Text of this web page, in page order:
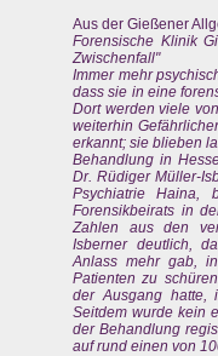
Aus der Gießener
Forensische Klinik
Zwischenfall"
Immer mehr
dass sie in eine
Dort werden viele
weiterhin
erkannt; sie blieben
Behandlung in
Dr. Rüdiger Müller-
Psychiatrie Haina,
Forensikbeirats in
Zahlen aus den
Isberner deutlich,
Anlass mehr gab,
Patienten zu
der Ausgang hatte,
Seitdem wurde kein
der Behandlung
auf rund einen von